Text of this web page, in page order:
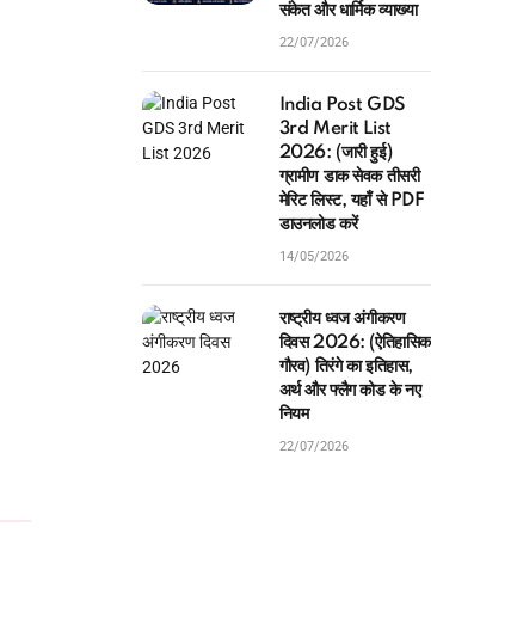
संकेत और धार्मिक व्याख्या
22/07/2026
India Post GDS
3rd Merit List
2026: (जारी हुई)
ग्रामीण डाक सेवक तीसरी
मेरिट लिस्ट, यहाँ से PDF
डाउनलोड करें
14/05/2026
राष्ट्रीय ध्वज अंगीकरण
दिवस 2026: (ऐतिहासिक
गौरव) तिरंगे का इतिहास,
अर्थ और फ्लैग कोड के नए
नियम
22/07/2026